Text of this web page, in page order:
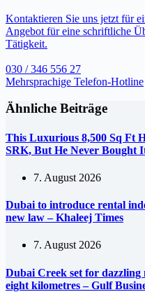
Kontaktieren Sie uns jetzt für
Angebot für eine schriftliche
Tätigkeit.
030 / 346 556 27
Mehrsprachige Telefon-Hotline
Ähnliche Beiträge
This Luxurious 8,500 Sq Ft
SRK, But He Never Bought
7. August 2026
Dubai to introduce rental
new law – Khaleej Times
7. August 2026
Dubai Creek set for dazzling
eight kilometres – Gulf